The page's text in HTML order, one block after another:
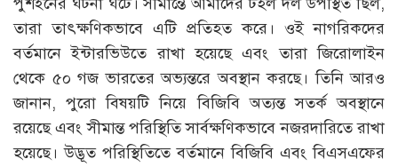
পুশইনের ঘটনা ঘটে। সীমান্তে আমাদের টহল দল উপস্থিত ছিল,
তারা তাৎক্ষণিকভাবে এটি প্রতিহত করে। ওই নাগরিকদের
বর্তমানে ইন্টারভিউতে রাখা হয়েছে এবং তারা জিরোলাইন
থেকে ৫০ গজ ভারতের অভ্যন্তরে অবস্থান করছে। তিনি আরও
জানান, পুরো বিষয়টি নিয়ে বিজিবি অত্যন্ত সতর্ক অবস্থানে
রয়েছে এবং সীমান্ত পরিস্থিতি সার্বক্ষণিকভাবে নজরদারিতে রাখা
হয়েছে। উদ্ভূত পরিস্থিতিতে বর্তমানে বিজিবি এবং বিএসএফের